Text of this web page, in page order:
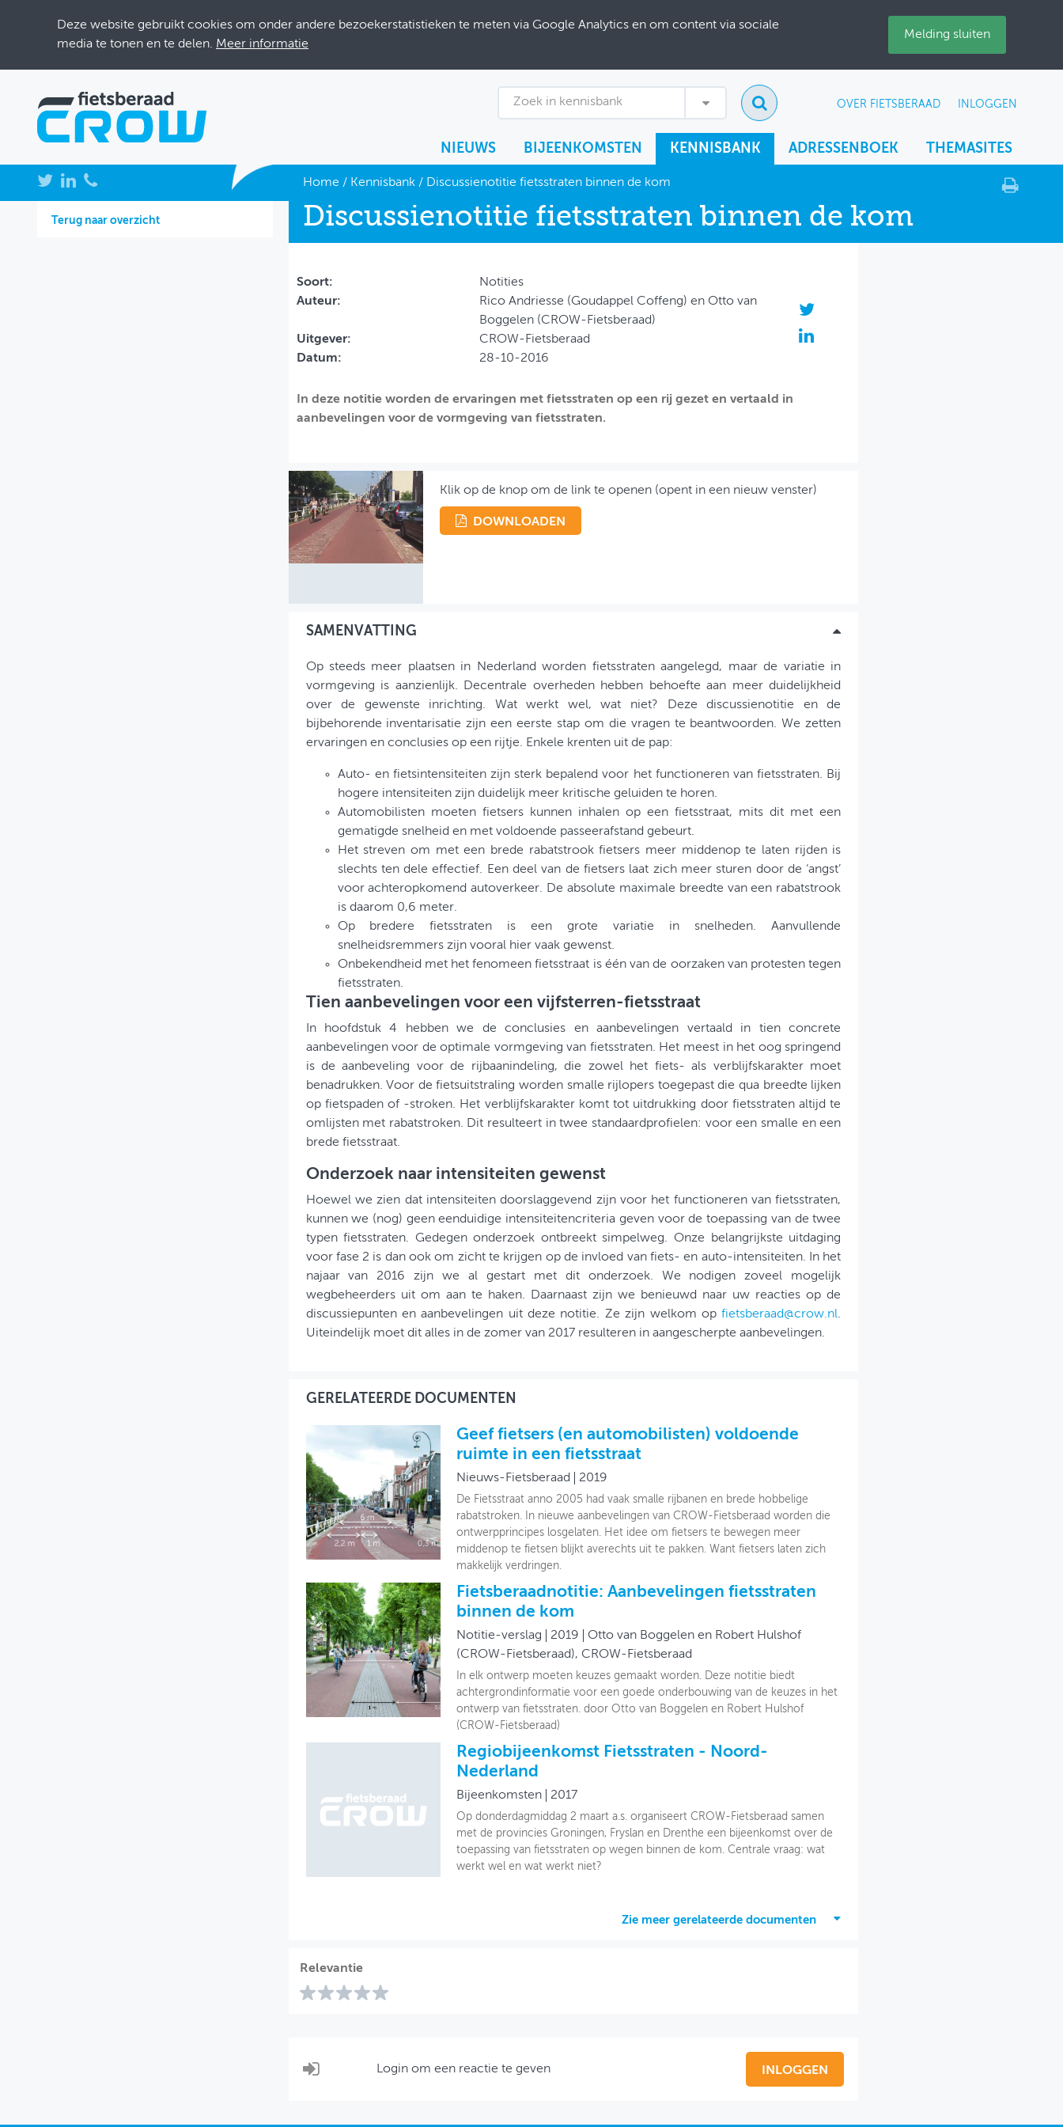
Deze website gebruikt cookies om onder andere bezoekerstatistieken te meten via Google Analytics en om content via sociale
media te tonen en te delen. Meer informatie
Melding sluiten
Zoek in kennisbank OVER FIETSBERAAD INLOGGEN
NIEUWS BIJEENKOMSTEN KENNISBANK ADRESSENBOEK THEMASITES
NIEUWS
BIJEENKOMSTEN
Home / Kennisbank/ Discussienotitie fietsstraten binnen de kom
Terug naar overzicht Discussienotitie fietsstraten binnen de kom
Soort:
Notities
Auteur:
Rico Andriesse (Goudappel Coffeng) en Otto van
Boggelen (CROW-Fietsberaad)
Uitgever:
CROW-Fietsberaad
Datum:
28-10-2016
In deze notitie worden de ervaringen met fietsstraten op een rij gezet en vertaald in
aanbevelingen voor de vormgeving van fietsstraten.
Klik op de knop om de link te openen (opent in een nieuw venster)
DOWNLOADEN
SAMENVATTING
Op steeds meer plaatsen in Nederland worden fietsstraten aangelegd, maar de variatie in
vormgeving is aanzienlijk. Decentrale overheden hebben behoefte aan meer duidelijkheid
over de gewenste inrichting. Wat werkt wel, wat niet? Deze discussienotitie en de
bijbehorende inventarisatie zijn een eerste stap om die vragen te beantwoorden. We zetten
ervaringen en conclusies op een rijtje. Enkele krenten uit de pap:
Auto- en fietsintensiteiten zijn sterk bepalend voor het functioneren van fietsstraten. Bij
hogere intensiteiten zijn duidelijk meer kritische geluiden te horen.
Automobilisten moeten fietsers kunnen inhalen op een fietsstraat, mits dit met een
gematigde snelheid en met voldoende passeerafstand gebeurt.
Het streven om met een brede rabatstrook fietsers meer middenop te laten rijden is
slechts ten dele effectief. Een deel van de fietsers laat zich meer sturen door de ‘angst’
voor achteropkomend autoverkeer. De absolute maximale breedte van een rabatstrook
is daarom 0,6 meter.
Op bredere fietsstraten is een grote variatie in snelheden. Aanvullende
snelheidsremmers zijn vooral hier vaak gewenst.
Onbekendheid met het fenomeen fietsstraat is één van de oorzaken van protesten tegen
fietsstraten.
Tien aanbevelingen voor een vijfsterren-fietsstraat
In hoofdstuk 4 hebben we de conclusies en aanbevelingen vertaald in tien concrete
aanbevelingen voor de optimale vormgeving van fietsstraten. Het meest in het oog springend
is de aanbeveling voor de rijbaanindeling, die zowel het fiets- als verblijfskarakter moet
benadrukken. Voor de fietsuitstraling worden smalle rijlopers toegepast die qua breedte lijken
op fietspaden of -stroken. Het verblijfskarakter komt tot uitdrukking door fietsstraten altijd te
omlijsten met rabatstroken. Dit resulteert in twee standaardprofielen: voor een smalle en een
brede fietsstraat.
Onderzoek naar intensiteiten gewenst
Hoewel we zien dat intensiteiten doorslaggevend zijn voor het functioneren van fietsstraten,
kunnen we (nog) geen eenduidige intensiteitencriteria geven voor de toepassing van de twee
typen fietsstraten. Gedegen onderzoek ontbreekt simpelweg. Onze belangrijkste uitdaging
voor fase 2 is dan ook om zicht te krijgen op de invloed van fiets- en auto-intensiteiten. In het
najaar van 2016 zijn we al gestart met dit onderzoek. We nodigen zoveel mogelijk
wegbeheerders uit om aan te haken. Daarnaast zijn we benieuwd naar uw reacties op de
discussiepunten en aanbevelingen uit deze notitie. Ze zijn welkom opfietsberaad@crow.nl.
Uiteindelijk moet dit alles in de zomer van 2017 resulteren in aangescherpte aanbevelingen.
GERELATEERDE DOCUMENTEN
Geef fietsers (en automobilisten) voldoende
ruimte in een fietsstraat
Nieuws-Fietsberaad 2019
De Fietsstraat anno 2005 had vaak smalle rijbanen en brede hobbelige
rabatstroken. In nieuwe aanbevelingen van CROW-Fietsberaad worden die
ontwerpprincipes losgelaten. Het idee om fietsers te bewegen meer
middenop te fietsen blijkt averechts uit te pakken. Want fietsers laten zich
makkelijk verdringen.
Fietsberaadnotitie: Aanbevelingen fietsstraten
binnen de kom
Notitie-verslag 2019
Otto van Boggelen en Robert Hulshof
(CROW-Fietsberaad), CROW-Fietsberaad
In elk ontwerp moeten keuzes gemaakt worden. Deze notitie biedt
achtergrondinformatie voor een goede onderbouwing van de keuzes in het
ontwerp van fietsstraten. door Otto van Boggelen en Robert Hulshof
(CROW-Fietsberaad)
Regiobijeenkomst Fietsstraten - Noord-
Nederland
Bijeenkomsten 2017
Op donderdagmiddag 2 maart a.s. organiseert CROW-Fietsberaad samen
met de provincies Groningen, Fryslan en Drenthe een bijeenkomst over de
toepassing van fietsstraten op wegen binnen de kom. Centrale vraag: wat
werkt wel en wat werkt niet?
Zie meer gerelateerde documenten
Relevantie
Login om een reactie te geven INLOGGEN